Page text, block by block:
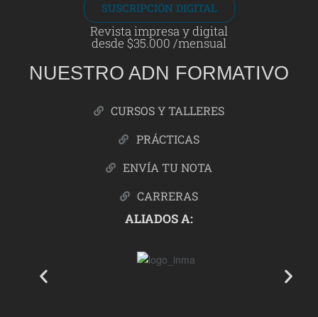
SUSCRIPCIÓN DIGITAL
Revista impresa y digital
desde $35.000 /mensual
NUESTRO ADN FORMATIVO
CURSOS Y TALLERES
PRÁCTICAS
ENVÍA TU NOTA
CARRERAS
ALIADOS A: